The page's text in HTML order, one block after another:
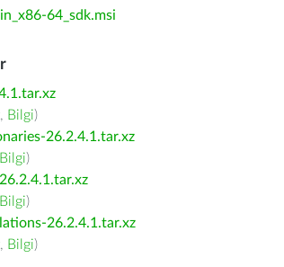
64_sdk.msi
, Bilgi)
26.2.4.1.tar.xz
Bilgi)
Bilgi)
26.2.4.1.tar.xz
, Bilgi)